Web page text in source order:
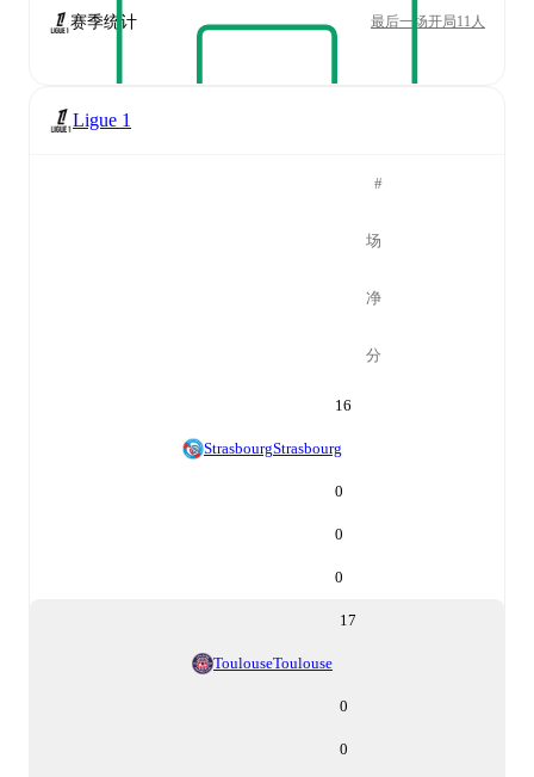
赛季统计 最后一场开局11人
Ligue 1
#
场
净
分
16
StrasbourgStrasbourg
0
0
0
17
ToulouseToulouse
0
0